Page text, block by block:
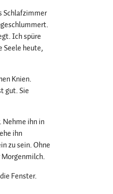
Schlafzimmer
Ich spüre
Seele heute,
Knien.
gut. Sie
Nehme ihn in
ihn
zu sein. Ohne
Fenster.